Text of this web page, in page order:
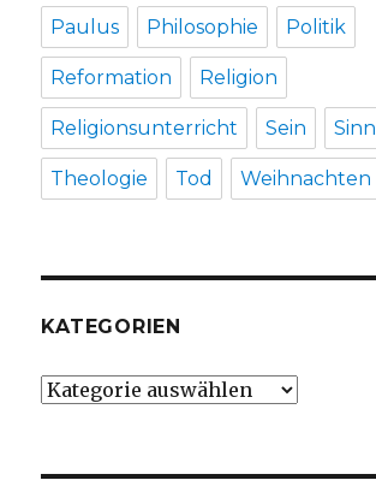
Paulus Philosophie Politik
Reformation Religion
Religionsunterricht Sein Sinn
Theologie Tod Weihnachten
KATEGORIEN
Kategorien